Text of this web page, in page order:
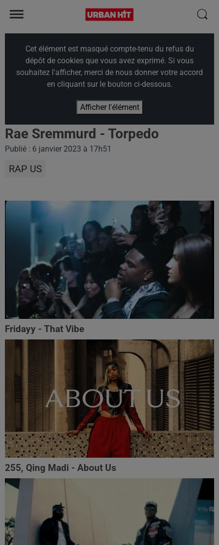
Cet élément est masqué compte-tenu du refus du
dépôt de cookies que vous avez exprimé. Si vous
souhaitez l'afficher, merci de nous donner votre accord
en cliquant sur le bouton ci-dessous.
Afficher l'élément
Rae Sremmurd - Torpedo
Publié : 6 janvier 2023 à 17h51
RAP US
Fridayy - That Vibe
255, Qing Madi - About Us